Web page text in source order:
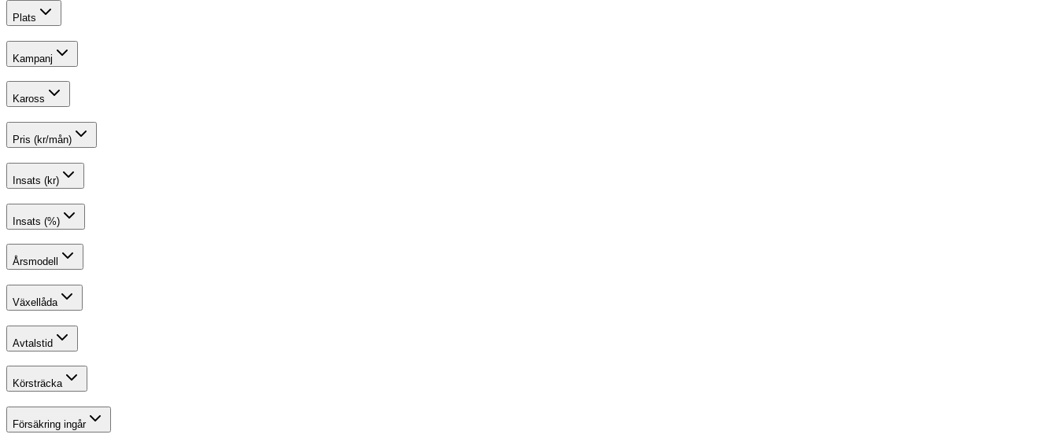
Plats
Kampanj
Kaross
Pris (kr/mån)
Insats (kr)
Insats (%)
Årsmodell
Växellåda
Avtalstid
Körsträcka
Försäkring ingår